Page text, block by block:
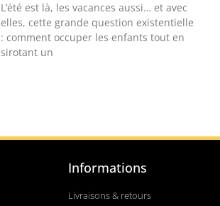
L’été est là, les vacances aussi… et avec
elles, cette grande question existentielle
: comment occuper les enfants tout en
sirotant un
Informations
Livraisons & retours